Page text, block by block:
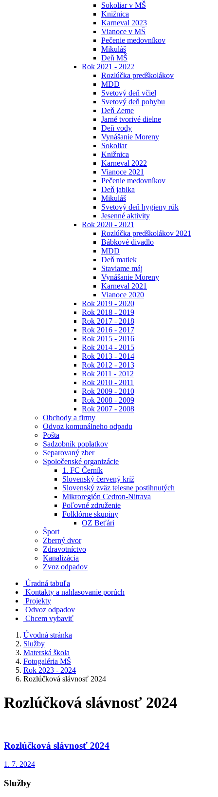
Sokoliar v MŠ
Knižnica
Karneval 2023
Vianoce v MŠ
Pečenie medovníkov
Mikuláš
Deň MŠ
Rok 2021 - 2022
Rozlúčka predškolákov
MDD
Svetový deň včiel
Svetový deň pohybu
Deň Zeme
Jarné tvorivé dielne
Deň vody
Vynášanie Moreny
Sokoliar
Knižnica
Karneval 2022
Vianoce 2021
Pečenie medovníkov
Deň jablka
Mikuláš
Svetový deň hygieny rúk
Jesenné aktivity
Rok 2020 - 2021
Rozlúčka predškolákov 2021
Bábkové divadlo
MDD
Deň matiek
Staviame máj
Vynášanie Moreny
Karneval 2021
Vianoce 2020
Rok 2019 - 2020
Rok 2018 - 2019
Rok 2017 - 2018
Rok 2016 - 2017
Rok 2015 - 2016
Rok 2014 - 2015
Rok 2013 - 2014
Rok 2012 - 2013
Rok 2011 - 2012
Rok 2010 - 2011
Rok 2009 - 2010
Rok 2008 - 2009
Rok 2007 - 2008
Obchody a firmy
Odvoz komunálneho odpadu
Pošta
Sadzobník poplatkov
Separovaný zber
Spoločenské organizácie
1. FC Černík
Slovenský červený kríž
Slovenský zväz telesne postihnutých
Mikroregión Cedron-Nitrava
Poľovné združenie
Folklórne skupiny
OZ Beťári
Šport
Zberný dvor
Zdravotníctvo
Kanalizácia
Zvoz odpadov
Úradná tabuľa
Kontakty a nahlasovanie porúch
Projekty
Odvoz odpadov
Chcem vybaviť
Úvodná stránka
Služby
Materská škola
Fotogaléria MŠ
Rok 2023 - 2024
Rozlúčková slávnosť 2024
Rozlúčková slávnosť 2024
Rozlúčková slávnosť 2024
1. 7. 2024
Služby